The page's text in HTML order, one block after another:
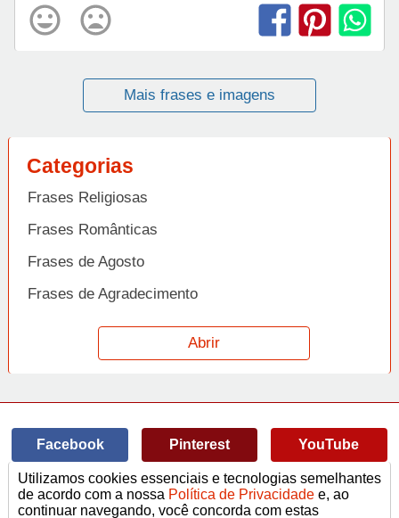
Mais frases e imagens
Categorias
Frases Religiosas
Frases Românticas
Frases de Agosto
Frases de Agradecimento
Frases de Amizade
Frases de Amor
Frases de Arrependimento
Frases de Atitude
Abrir
Facebook Pinterest YouTube
© Copyright 2014-2022A Frase.
Termos de Uso / Privacidade
Frases Vídeos
Utilizamos cookies essenciais e tecnologias semelhantes
de acordo com a nossa Política de Privacidade e, ao
continuar navegando, você concorda com estas